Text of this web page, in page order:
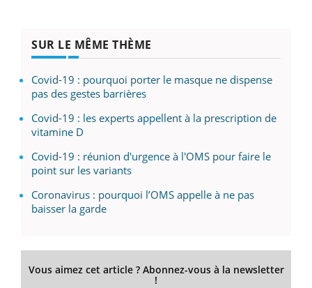
SUR LE MÊME THÈME
Covid-19 : pourquoi porter le masque ne dispense
pas des gestes barrières
Covid-19 : les experts appellent à la prescription de
vitamine D
Covid-19 : réunion d'urgence à l'OMS pour faire le
point sur les variants
Coronavirus : pourquoi l’OMS appelle à ne pas
baisser la garde
Vous aimez cet article ? Abonnez-vous à la newsletter
!